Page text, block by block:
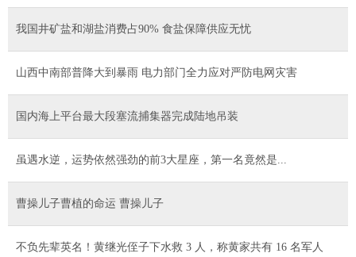
我国井矿盐和湖盐消费占90% 食盐保障供应无忧
山西中南部普降大到暴雨 电力部门全力应对严防电网灾害
国内海上平台最大段塞流捕集器完成陆地吊装
虽遇水逆，运势依然强劲的前3大星座，第一名竟然是...
曹操儿子曹植的命运 曹操儿子
不负先辈英名！黄继光侄子下水救 3 人，称黄家共有 16 名军人